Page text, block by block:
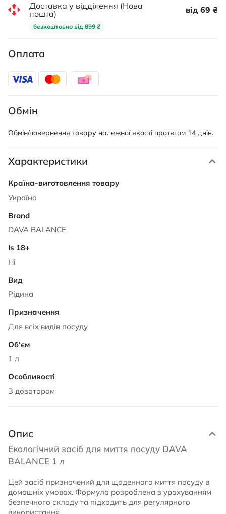
Доставка у відділення (Нова
пошта)
безкоштовно від 899 ₴
від 69 ₴
Оплата
Обмін
Обмін/повернення товару належної якості протягом 14 днів.
Характеристики
Характеристики
Україна
DAVA BALANCE
Ні
Рідина
Для всіх видів посуду
1 л
З дозатором
Опис
Екологічний засіб для миття посуду DAVA
BALANCE 1 л
Цей засіб призначений для щоденного миття посуду в
домашніх умовах. Формула розроблена з урахуванням
безпечного складу та підходить для регулярного